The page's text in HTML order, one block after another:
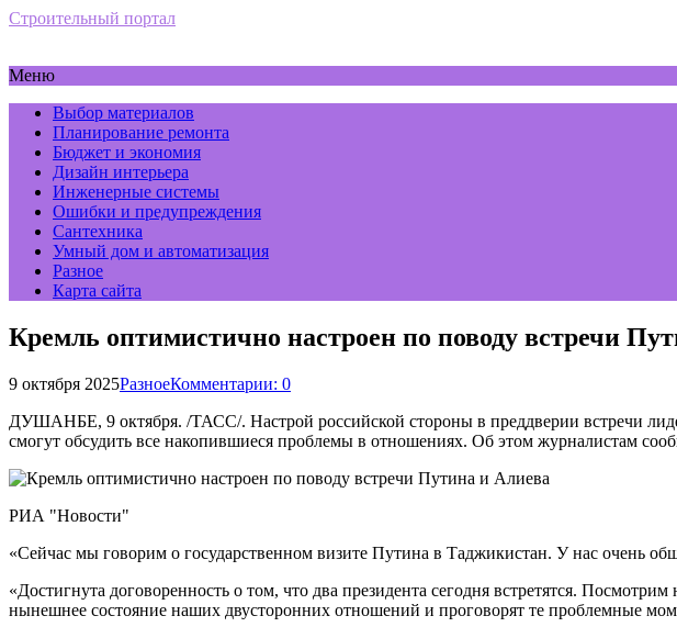
Строительный портал
Меню
Выбор материалов
Планирование ремонта
Бюджет и экономия
Дизайн интерьера
Инженерные системы
Ошибки и предупреждения
Сантехника
Умный дом и автоматизация
Разное
Карта сайта
Кремль оптимистично настроен по поводу встречи
9 октября 2025РазноеКомментарии: 0
ДУШАНБЕ, 9 октября. /ТАСС/. Настрой российской стороны в преддверии встречи
смогут обсудить все накопившиеся проблемы в отношениях. Об этом журналистам
РИА "Новости"
«Сейчас мы говорим о государственном визите Путина в Таджикистан. У нас очень
«Достигнута договоренность о том, что два президента сегодня встретятся.
нынешнее состояние наших двусторонних отношений и проговорят те проблемные